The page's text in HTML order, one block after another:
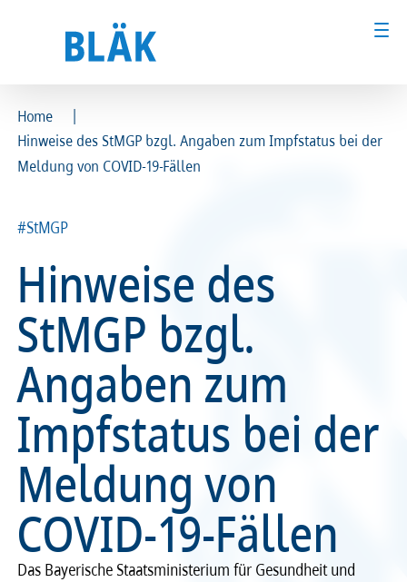
Ärztinnen und Ärzte
Kammer & Politik
Presse
Karriere
Recht
Service & Kontakt
meineBLÄK
Ärztinnen und Ärzte
Kammer & Politik
Presse
Karriere
Recht
Service & Kontakt
meineBLÄK
Home
|
Hinweise des StMGP bzgl. Angaben zum Impfstatus bei der
Meldung von COVID-19-Fällen
#StMGP
Hinweise des
StMGP bzgl.
Angaben zum
Impfstatus bei der
Meldung von
COVID-19-Fällen
Das Bayerische Staatsministerium für Gesundheit und